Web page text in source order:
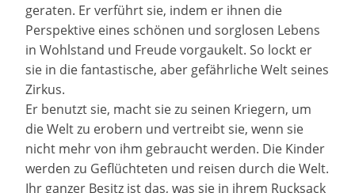
geraten. Er verführt sie, indem er ihnen die
Perspektive eines schönen und sorglosen Lebens
in Wohlstand und Freude vorgaukelt. So lockt er
sie in die fantastische, aber gefährliche Welt seines
Zirkus.
Er benutzt sie, macht sie zu seinen Kriegern, um
die Welt zu erobern und vertreibt sie, wenn sie
nicht mehr von ihm gebraucht werden. Die Kinder
werden zu Geflüchteten und reisen durch die Welt.
Ihr ganzer Besitz ist das, was sie in ihrem Rucksack